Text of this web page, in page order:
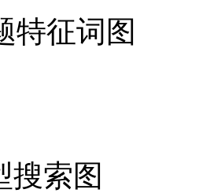
特征词图
搜索图